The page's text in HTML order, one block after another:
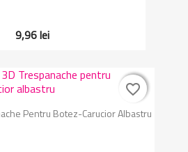
9,96 lei
Pentru Botez-Carucior Albastru
favorite_border
favorite_border